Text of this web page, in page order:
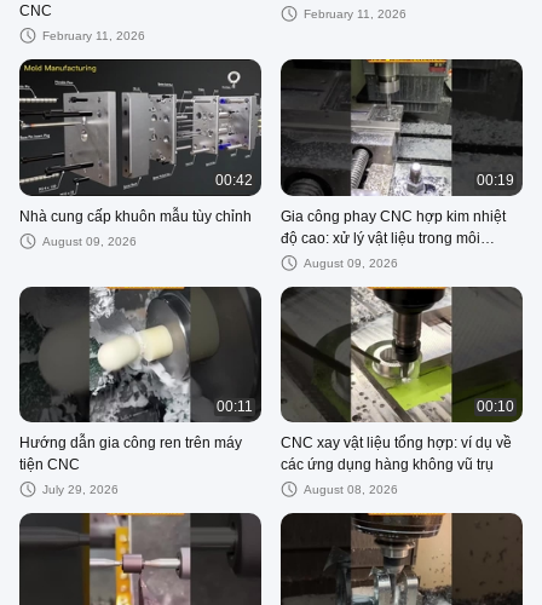
CNC
February 11, 2026
February 11, 2026
00:42
Nhà cung cấp khuôn mẫu tùy chỉnh
August 09, 2026
00:19
Gia công phay CNC hợp kim nhiệt
độ cao: xử lý vật liệu trong môi
trường khắc nghiệt
August 09, 2026
00:11
Hướng dẫn gia công ren trên máy
tiện CNC
July 29, 2026
00:10
CNC xay vật liệu tổng hợp: ví dụ về
các ứng dụng hàng không vũ trụ
August 08, 2026